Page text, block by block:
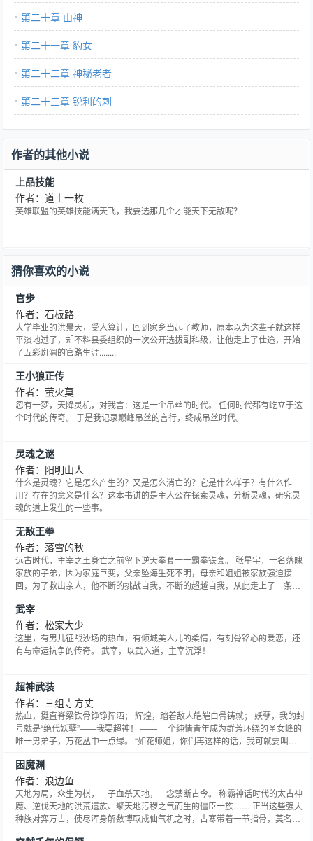
第二十章 山神
第二十一章 豹女
第二十二章 神秘老者
第二十三章 锐利的刺
作者的其他小说
上品技能
作者：道士一枚
英雄联盟的英雄技能满天飞，我要选那几个才能天下无敌呢？
猜你喜欢的小说
官步
作者：石板路
大学毕业的洪景天，受人算计，回到家乡当起了教师，原本以为这辈子就这样
平淡地过了，却不料县委组织的一次公开选拔副科级，让他走上了仕途，开始
了五彩斑澜的官路生涯........
王小狼正传
作者：萤火莫
忽有一梦，天降灵机，对我言：这是一个吊丝的时代。 任何时代都有屹立于这
个时代的传奇。 于是我记录巅峰吊丝的言行，终成吊丝时代。
灵魂之谜
作者：阳明山人
什么是灵魂？它是怎么产生的？又是怎么消亡的？它是什么样子？有什么作
用？存在的意义是什么？这本书讲的是主人公在探索灵魂，分析灵魂，研究灵
魂的道上发生的一些事。
无敌王拳
作者：落雪的秋
远古时代，主宰之王身亡之前留下逆天拳套一一霸拳铁套。 张星宇，一名落魄
家族的子弟，因为家庭巨变，父亲坠海生死不明，母亲和姐姐被家族强迫接
回，为了救出亲人，他不断的挑战自我，不断的超越自我，从此走上了一条传
武宰
作者：松家大少
这里，有男儿征战沙场的热血，有倾城美人儿的柔情，有刻骨铭心的爱恋，还
有与命运抗争的传奇。 武宰，以武入道，主宰沉浮！
超神武装
作者：三组寺方丈
热血，挺直脊梁铁骨铮铮挥洒； 辉煌，踏着敌人皑皑白骨铸就； 妖孽，我的封
号就是“绝代妖孽”——我要超神！ —— 一个纯情青年成为群芳环绕的圣女峰的
唯一男弟子，万花丛中一点绿。 “如花师姐，你们再这样的话，我可就要叫
的。这是圣女师尊的命令，你还是乖乖从了我们吧！”一群如花似玉的师姐如狼
似虎，一拥而上！ —— 注：新书新呵护，方丈
困魔渊
作者：浪边鱼
天地为局，众生为棋，一子血杀天地，一念禁断古今。 称霸神话时代的太古神
魔、逆伐天地的洪荒遗族、聚天地污秽之气而生的僵臣一族…… 正当这些强大
种族对弈万古，使尽浑身解数博取成仙气机之时，古寒带着一节指骨，莫名其